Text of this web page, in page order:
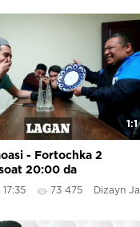
1:1
- Fortochka 2
20:00 da
73 475 Dizayn Jamoasi